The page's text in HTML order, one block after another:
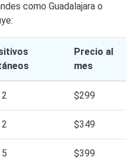
como Guadalajara o
Precio al
mes
2 $299
2 $349
5 $399